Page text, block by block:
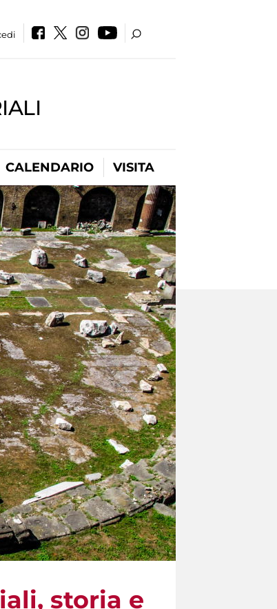
CALENDARIO VISITA
storia e